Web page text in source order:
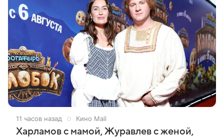
11 часов назад Кино Mail
Харламов с мамой, Журавлев с женой,